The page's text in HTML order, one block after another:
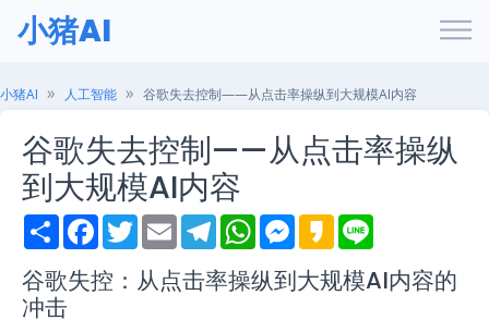
小猪AI
小猪AI 人工智能 谷歌失去控制——从点击率操纵到大规模AI内容
谷歌失去控制——从点击率操纵
到大规模AI内容
S
h
r
e
F
a
e
b
T
w
t
t
E
m
i
l
T
e
e
g
W
h
t
s
M
e
s
e
K
a
a
o
e
谷歌失控：从点击率操纵到大规模AI内容的
冲击